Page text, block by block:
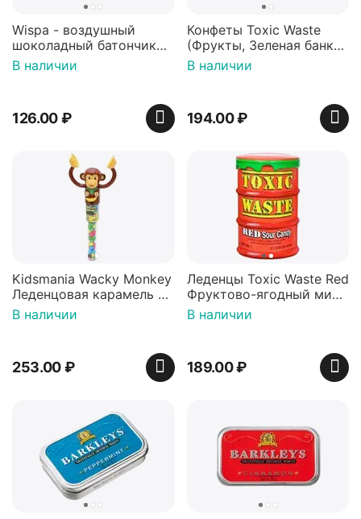
Wispa - воздушный
шоколадный батончик
36 гр
В наличии
126.00₽
Конфеты Toxic Waste
(Фрукты, Зеленая банка,
42 гр).
В наличии
194.00₽
Kidsmania Wacky Monkey
Леденцовая карамель с
игрушкой Ваки Манки
12г, Китай
В наличии
253.00₽
Леденцы Toxic Waste Red
Фруктово-ягодный микс
Красная банка 42 г,
Пакистан
В наличии
189.00₽